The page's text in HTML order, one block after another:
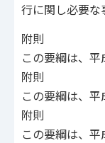
行に関し必要な
附則
この要綱は、平
附則
この要綱は、平
附則
この要綱は、平